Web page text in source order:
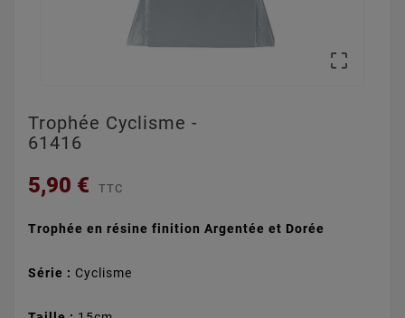

Trophée Cyclisme -
61416
5,90 € TTC
Trophée en résine finition Argentée et Dorée
Série : Cyclisme